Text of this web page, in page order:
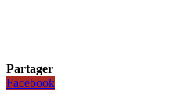
Partager
Facebook